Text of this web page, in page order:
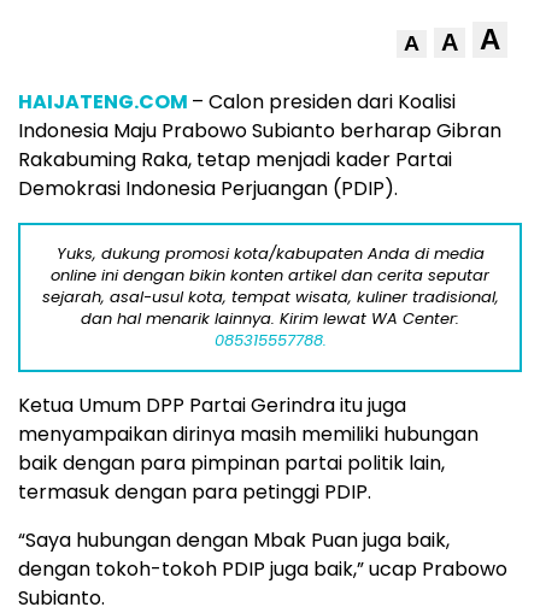
A A A
HAIJATENG.COM – Calon presiden dari Koalisi
Indonesia Maju Prabowo Subianto berharap Gibran
Rakabuming Raka, tetap menjadi kader Partai
Demokrasi Indonesia Perjuangan (PDIP).
Yuks, dukung promosi kota/kabupaten Anda di media
online ini dengan bikin konten artikel dan cerita seputar
sejarah, asal-usul kota, tempat wisata, kuliner tradisional,
dan hal menarik lainnya. Kirim lewat WA Center:
085315557788.
Ketua Umum DPP Partai Gerindra itu juga
menyampaikan dirinya masih memiliki hubungan
baik dengan para pimpinan partai politik lain,
termasuk dengan para petinggi PDIP.
“Saya hubungan dengan Mbak Puan juga baik,
dengan tokoh-tokoh PDIP juga baik,” ucap Prabowo
Subianto.